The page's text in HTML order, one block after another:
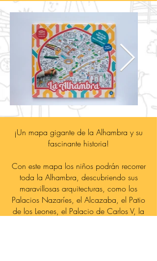
¡Un mapa gigante de la Alhambra y su
fascinante historia!
Con este mapa los niños podrán recorrer
toda la Alhambra, descubriendo sus
maravillosas arquitecturas, como los
Palacios Nazaríes, el Alcazaba, el Patio
de los Leones, el Palacio de Carlos V, la